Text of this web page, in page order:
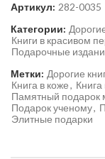
Артикул: 282-0035
Категории:
Книги в красивом
Подарочные
Метки: Дорогие
Книга в коже,
Памятный подарок
Подарок ученому,
Элитные подарки